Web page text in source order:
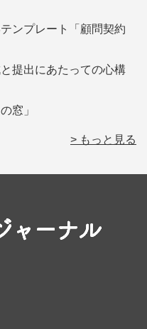
ンプレート「顧問契約
提出にあたっての心構
窓」
> もっと見る